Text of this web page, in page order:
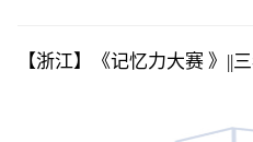
【浙江】《记忆力大赛 》||